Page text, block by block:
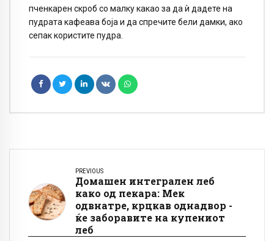
пченкарен скроб со малку какао за да ѝ дадете на
пудрата кафеава боја и да спречите бели дамки, ако
сепак користите пудра.
PREVIOUS
Домашен интегрален леб
како од пекара: Мек
одвнатре, крцкав однадвор -
ќе заборавите на купениот
леб